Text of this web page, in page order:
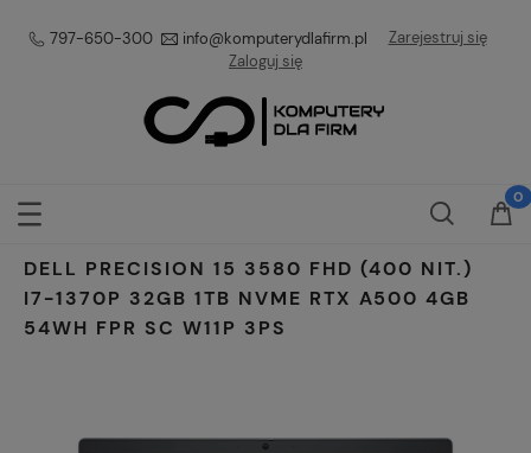
797-650-300 info@komputerydlafirm.pl
Zarejestruj się
Zaloguj się
DELL PRECISION 15 3580 FHD (400 NIT.)
I7-1370P 32GB 1TB NVME RTX A500 4GB
54WH FPR SC W11P 3PS